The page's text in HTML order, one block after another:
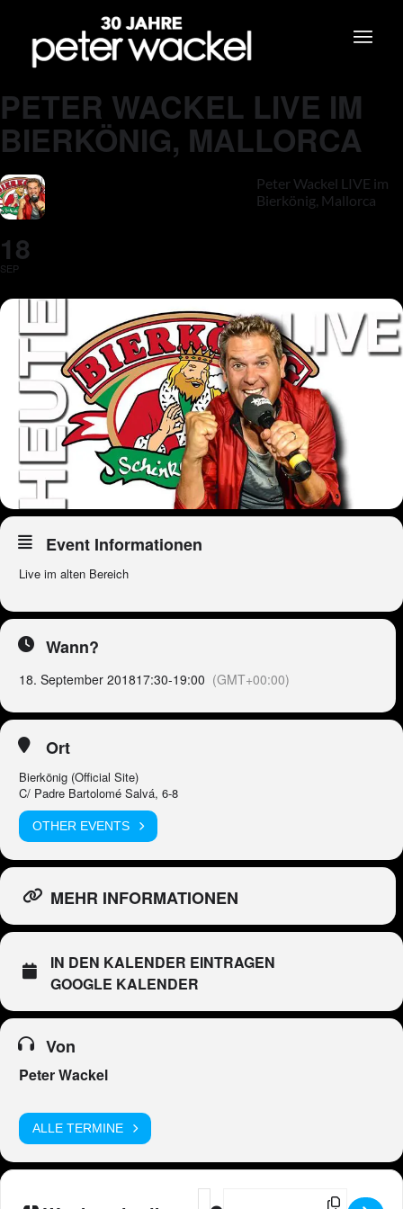
PETER WACKEL LIVE IM
BIERKÖNIG, MALLORCA
18
SEP
Peter Wackel LIVE im
Bierkönig, Mallorca
Event Informationen
Live im alten Bereich
Wann?
18. September 201817:30-19:00 (GMT+00:00)
Ort
Bierkönig (Official Site)
C/ Padre Bartolomé Salvá, 6-8
OTHER EVENTS
MEHR INFORMATIONEN
IN DEN KALENDER EINTRAGEN
GOOGLE KALENDER
Von
Peter Wackel
ALLE TERMINE
Address - Peter Wackel LIVE im
Destination Address - Peter